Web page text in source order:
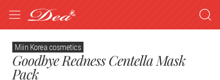
Miin Korea cosmetics
Goodbye Redness Centella Mask
Pack